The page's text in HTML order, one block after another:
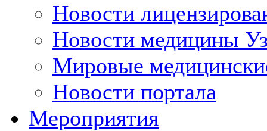
Новости
Новости медицины
Мировые
Новости портала
Мероприятия